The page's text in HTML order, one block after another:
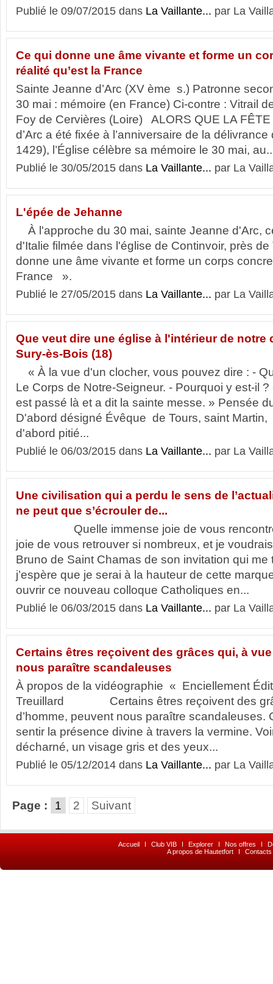
Publié le 09/07/2015 dans La Vaillante... par La
Ce qui donne une âme vivante et forme un
réalité qu’est la France
Sainte Jeanne d’Arc (XV ème s.) Patronne
30 mai : mémoire (en France) Ci-contre : Vitrail
Foy de Cervières (Loire) ALORS QUE LA
d’Arc a été fixée à l’anniversaire de la délivrance
1429), l’Église célèbre sa mémoire le 30 mai,
Publié le 30/05/2015 dans La Vaillante... par La
L'épée de Jehanne
À l'approche du 30 mai, sainte Jeanne d'Arc,
d'Italie filmée dans l'église de Continvoir, près
donne une âme vivante et forme un corps
France ».
Publié le 27/05/2015 dans La Vaillante... par La
Que veut dire une église à l'intérieur de notre
Sury-ès-Bois (18)
« À la vue d'un clocher, vous pouvez dire : -
Le Corps de Notre-Seigneur. - Pourquoi y est-il
est passé là et a dit la sainte messe. » Pensée
D'abord désigné Évêque de Tours, saint
d'abord pitié...
Publié le 06/03/2015 dans La Vaillante... par La
Une civilisation qui a perdu le sens de
ne peut que s’écrouler de...
Quelle immense joie de vous
joie de vous retrouver si nombreux, et je
Bruno de Saint Chamas de son invitation qui
j’espère que je serai à la hauteur de cette
ouvrir ce nouveau colloque Catholiques en...
Publié le 06/03/2015 dans La Vaillante... par La
Certains êtres reçoivent des grâces qui, à
nous paraître scandaleuses
À propos de la vidéographie « Enciellement
Treuillard Certains êtres reçoivent des
d’homme, peuvent nous paraître scandaleuses.
sentir la présence divine à travers la vermine.
décharné, un visage gris et des yeux...
Publié le 05/12/2014 dans La Vaillante... par La
Page : 1 2 Suivant
Accueil I Club VIB I Explorer I Nos offres I
A propos de Hautetfort
I Contacts